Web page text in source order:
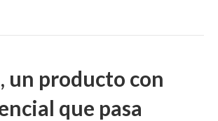
un producto con
que pasa